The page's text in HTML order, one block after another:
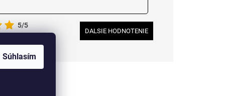
Súhlasím
5/5
DALSIE HODNOTENIE